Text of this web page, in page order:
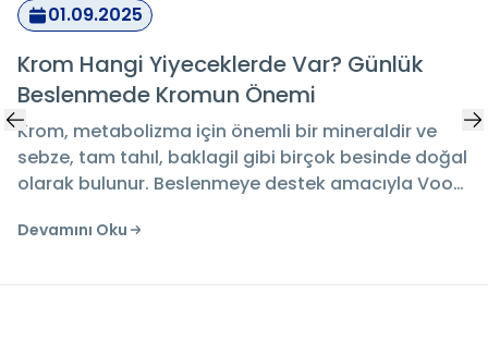
01.09.2025
Krom Hangi Yiyeceklerde Var? Günlük
Beslenmede Kromun Önemi
Krom, metabolizma için önemli bir mineraldir ve
sebze, tam tahıl, baklagil gibi birçok besinde doğal
olarak bulunur. Beslenmeye destek amacıyla Voop
seçenek sunar.
Devamını Oku